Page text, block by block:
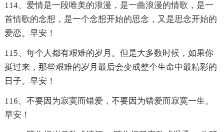
114、爱情是一段唯美的浪漫，是一曲浪漫的情歌，是一
首情歌的念想，是一个念想开始的思念，又是思念开始的
爱恋。早安！
115、每个人都有艰难的岁月。但是大多数时候，如果你
挺过来，那些艰难的岁月最后会变成整个生命中最精彩的
日子。早安！
116、不要因为寂寞而错爱，不要因为错爱而寂寞一生。
早安！